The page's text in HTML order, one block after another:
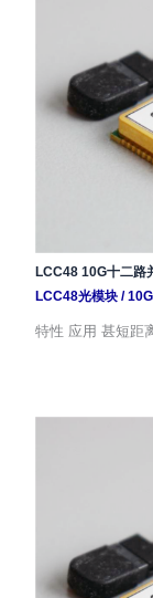
LCC48 10G十二路
LCC48光模块/10G
特性 应用 甚短距